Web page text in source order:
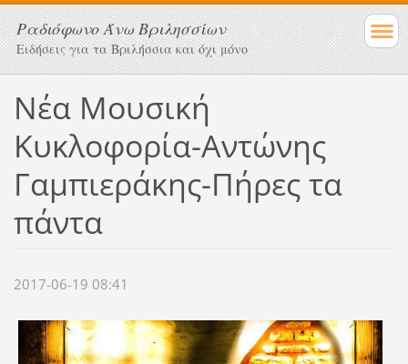
Ραδιόφωνο Άνω Βριλησσίων
Ειδήσεις για τα Βριλήσσια και όχι μόνο
Νέα Μουσική
Κυκλοφορία-Αντώνης
Γαμπιεράκης-Πήρες τα
πάντα
2017-06-19 08:41